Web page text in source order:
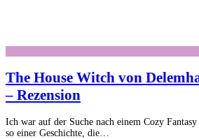
The House Witch von
– Rezension
Ich war auf der Suche nach einem Cozy
so einer Geschichte, die…